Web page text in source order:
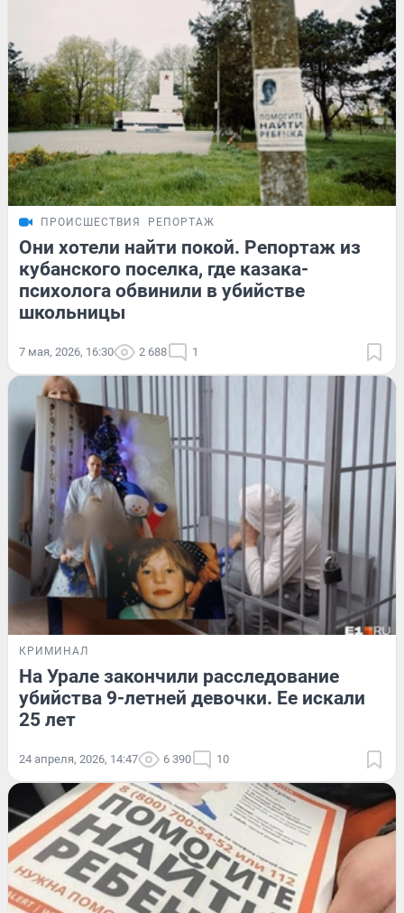
ПРОИСШЕСТВИЯ РЕПОРТАЖ
Они хотели найти покой. Репортаж из
кубанского поселка, где казака-
психолога обвинили в убийстве
школьницы
7 мая, 2026, 16:30 2 688 1
КРИМИНАЛ
На Урале закончили расследование
убийства 9-летней девочки. Ее искали
25 лет
24 апреля, 2026, 14:47 6 390 10